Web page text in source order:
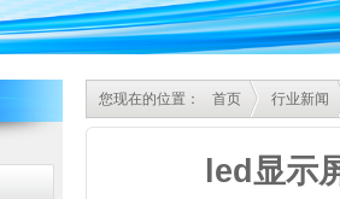
您现在的位置： 首页 行业新闻
led显示